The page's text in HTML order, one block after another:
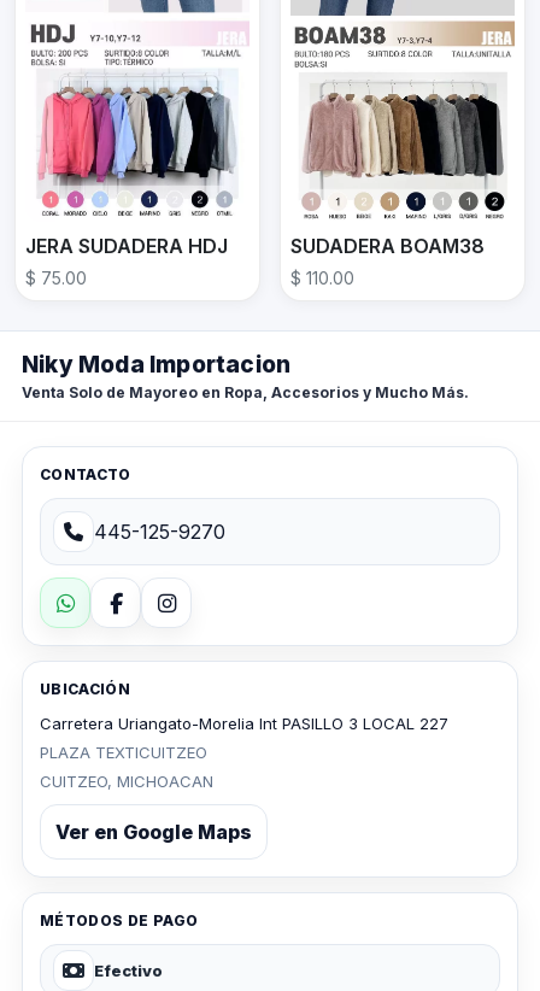
JERA SUDADERA HDJ
$ 75.00
SUDADERA BOAM38
$ 110.00
Niky Moda Importacion
Venta Solo de Mayoreo en Ropa, Accesorios y Mucho Más.
CONTACTO
445-125-9270
UBICACIÓN
Carretera Uriangato-Morelia Int PASILLO 3 LOCAL 227
PLAZA TEXTICUITZEO
CUITZEO, MICHOACAN
Ver en Google Maps
MÉTODOS DE PAGO
Efectivo